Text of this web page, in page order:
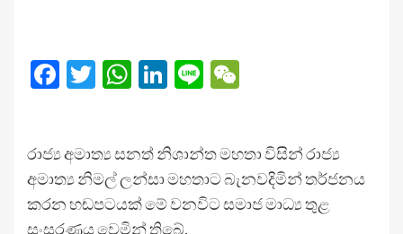
Facebook
Twitter
WhatsApp
LinkedIn
Line
රාජ්‍ය අමාත්‍ය සනත් නිශාන්ත මහතා විසින් රාජ්‍ය
අමාත්‍ය නිමල් ලන්සා මහතාට බැනවදිමින් තර්ජනය
කරන හඬපටයක් මේ වනවිට සමාජ මාධ්‍ය තුළ
සංසරණය වෙමින් තිබේ.